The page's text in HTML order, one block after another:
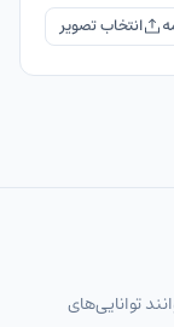
توانایی‌های